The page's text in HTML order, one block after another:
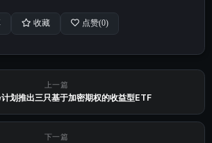
收藏 点赞(0)
上一篇
划推出三只基于加密期权的收益型ETF
下一篇